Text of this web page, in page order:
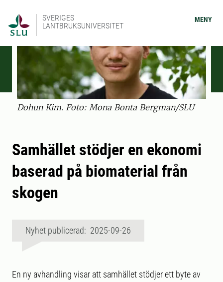
SVERIGES
LANTBRUKSUNIVERSITET
MENY
Dohun Kim. Foto: Mona Bonta Bergman/SLU
Samhället stödjer en ekonomi
baserad på biomaterial från
skogen
Nyhet publicerad: 2025-09-26
En ny avhandling visar att samhället stödjer ett byte av